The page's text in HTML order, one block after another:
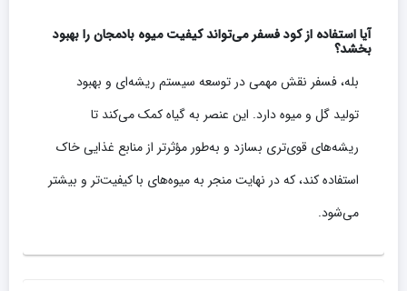
آیا استفاده از کود فسفر می‌تواند کیفیت میوه بادمجان را بهبود
بخشد؟
بله، فسفر نقش مهمی در توسعه سیستم ریشه‌ای و بهبود
تولید گل و میوه دارد. این عنصر به گیاه کمک می‌کند تا
ریشه‌های قوی‌تری بسازد و به‌طور مؤثرتر از منابع غذایی خاک
استفاده کند، که در نهایت منجر به میوه‌های با کیفیت‌تر و بیشتر
می‌شود.